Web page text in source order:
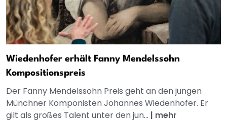
Wiedenhofer erhält Fanny Mendelssohn
Kompositionspreis
Der Fanny Mendelssohn Preis geht an den jungen
Münchner Komponisten Johannes Wiedenhofer. Er
gilt als großes Talent unter den jun... | mehr